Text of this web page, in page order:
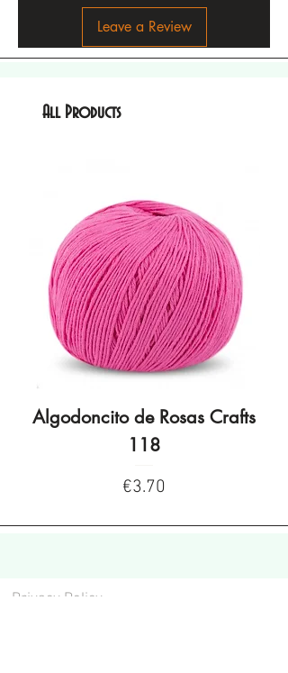
Leave a Review
All Products
Algodoncito de Rosas Crafts
118
Price
€3.70
Privacy Policy